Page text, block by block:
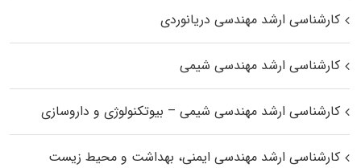
کارشناسی ارشد مهندسی دریانوردی
کارشناسی ارشد مهندسی شیمی
کارشناسی ارشد مهندسی شیمی – بیوتکنولوژی و داروسازی
کارشناسی ارشد مهندسی ایمنی، بهداشت و محیط زیست